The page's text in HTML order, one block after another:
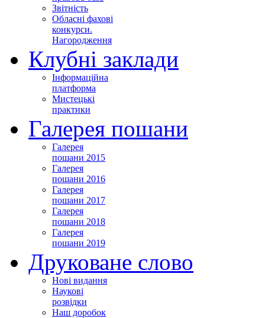
Звітність
Обласні фахові
конкурси.
Нагородження
Клубні заклади
Інформаційна
платформа
Мистецькі
практики
Галерея пошани
Галерея
пошани 2015
Галерея
пошани 2016
Галерея
пошани 2017
Галерея
пошани 2018
Галерея
пошани 2019
Друковане слово
Нові видання
Наукові
розвідки
Наш доробок